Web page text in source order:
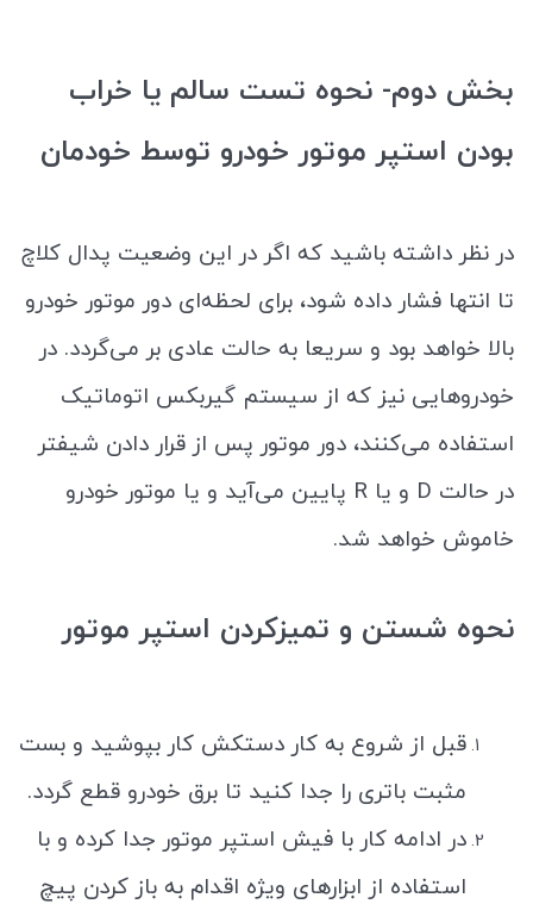
بخش دوم- نحوه تست سالم یا خراب
بودن استپر موتور خودرو توسط خودمان
در نظر داشته باشید که اگر در این وضعیت پدال کلاچ
تا انتها فشار داده شود، برای لحظه‌ای دور موتور خودرو
بالا خواهد بود و سریعا به حالت عادی بر می‌گردد. در
خودروهایی نیز که از سیستم گیربکس اتوماتیک
استفاده می‌کنند، دور موتور پس از قرار دادن شیفتر
در حالت D و یا R پایین می‌آید و یا موتور خودرو
خاموش خواهد شد.
نحوه شستن و تمیزکردن استپر موتور
قبل از شروع به کار دستکش کار بپوشید و بست
مثبت باتری را جدا کنید تا برق خودرو قطع گردد.
در ادامه کار با فیش استپر موتور جدا کرده و با
استفاده از ابزارهای ویژه اقدام به باز کردن پیچ